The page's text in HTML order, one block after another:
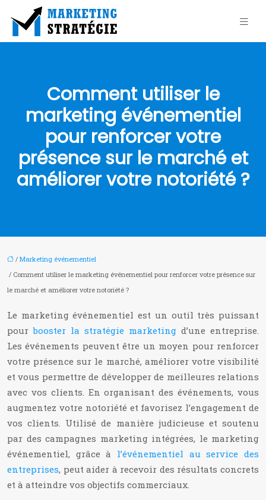
Comment utiliser le
marketing événementiel
pour renforcer votre
présence sur le marché et
améliorer votre notoriété ?
/ Marketing événementiel
/ Comment utiliser le marketing événementiel pour renforcer votre présence sur
le marché et améliorer votre notoriété ?
Le marketing événementiel est un outil très puissant
pourbooster la stratégie marketing d’une entreprise.
Les événements peuvent être un moyen pour renforcer
votre présence sur le marché, améliorer votre visibilité
et vous permettre de développer de meilleures relations
avec vos clients. En organisant des événements, vous
augmentez votre notoriété et favorisez l’engagement de
vos clients. Utilisé de manière judicieuse et soutenu
par des campagnes marketing intégrées, le marketing
événementiel, grâce à l’événementiel au service des
entreprises, peut aider à recevoir des résultats concrets
et à atteindre vos objectifs commerciaux.